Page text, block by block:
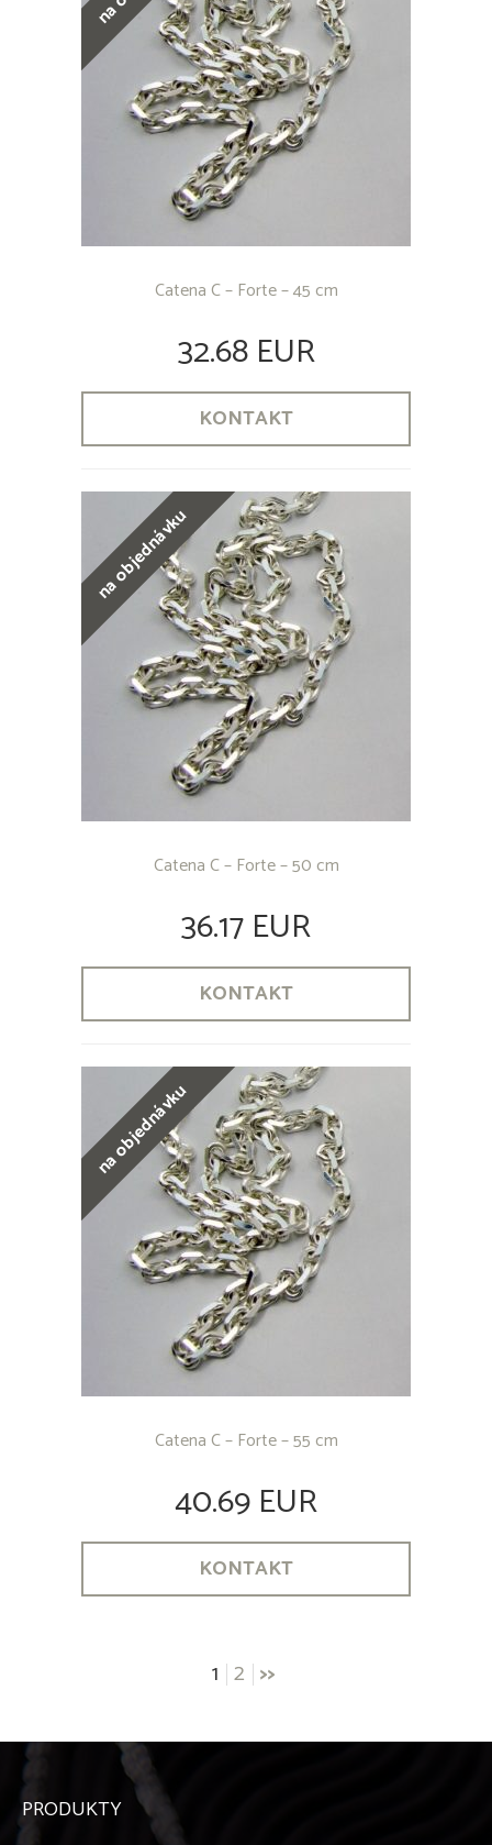
Catena C – Forte – 45 cm
32.68 EUR
KONTAKT
na objednávku
Catena C – Forte – 50 cm
36.17 EUR
KONTAKT
na objednávku
Catena C – Forte – 55 cm
40.69 EUR
KONTAKT
1 2 >>
PRODUKTY